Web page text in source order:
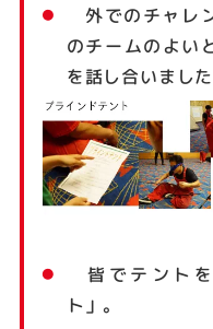
外でのチャレ
のチームのよい
を話し合いました
皆でテント
ト」。